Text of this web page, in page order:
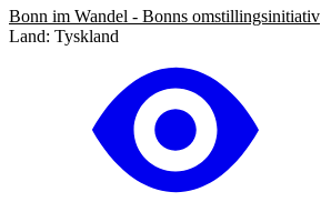
Bonn im Wandel - Bonns omstillingsinitiativ
Land: Tyskland